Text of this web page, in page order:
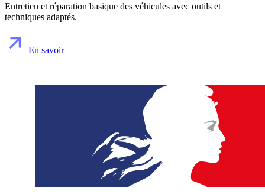
Entretien et réparation basique des véhicules avec outils et
techniques adaptés.
En savoir +